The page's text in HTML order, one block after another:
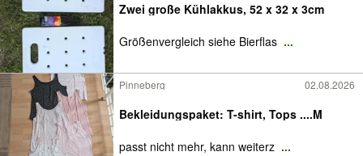
Zwei große Kühlakkus, 52 x 32 x 3cm
Größenvergleich siehe Bierflas ...
Pinneberg 02.08.2026
Bekleidungspaket: T-shirt, Tops ....M
passt nicht mehr, kann weiterz ...